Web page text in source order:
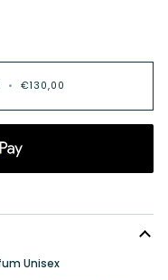
• €130,00
Unisex